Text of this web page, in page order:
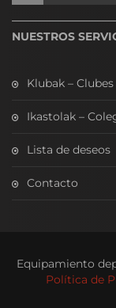
NUESTROS
Klubak – Clubes
Ikastolak –
Lista de deseos
Contacto
Equipamiento
Política de